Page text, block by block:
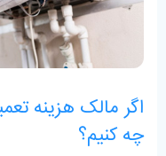
اگر مالک هزینه
چه کنیم؟